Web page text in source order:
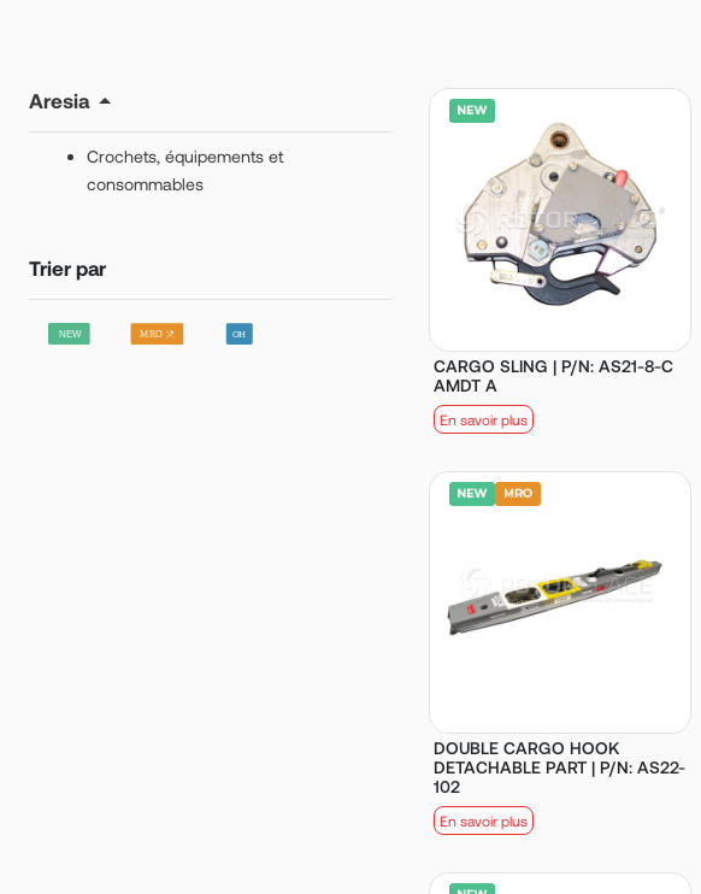
Aresia
Crochets, équipements et
consommables
Trier par
CARGO SLING | P/N: AS21-8-C
AMDT A
En savoir plus
DOUBLE CARGO HOOK
DETACHABLE PART | P/N: AS22-
102
En savoir plus